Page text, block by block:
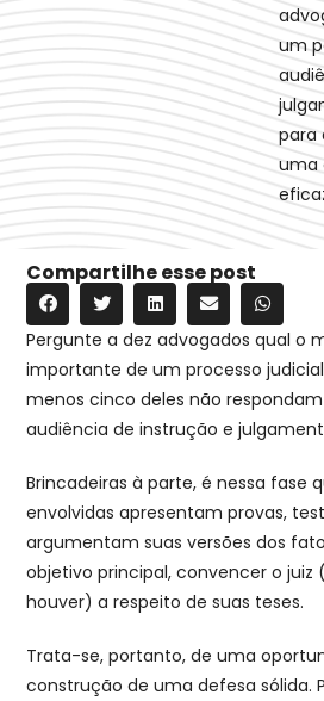
um
para
uma
Compartilhe esse post
Pergunte a dez advogados qual o
importante de um processo
menos cinco deles não
audiência de instrução e
Brincadeiras à parte, é nessa fase
envolvidas apresentam provas,
argumentam suas versões dos
objetivo principal, convencer o juiz
houver) a respeito de suas teses.
Trata-se, portanto, de uma
construção de uma defesa sólida.